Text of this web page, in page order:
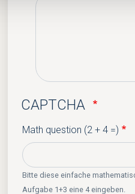
CAPTCHA
Math question (2 + 4 =)
Bitte diese einfache
Aufgabe 1+3 eine 4 eingeben.